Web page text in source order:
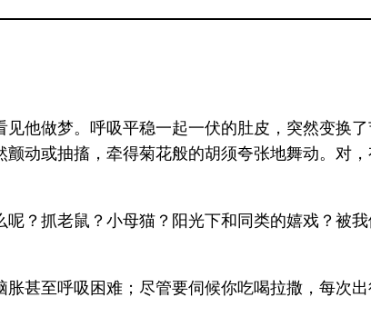
他做梦。呼吸平稳一起一伏的肚皮，突然变换
动或抽搐，牵得菊花般的胡须夸张地舞动。对
？抓老鼠？小母猫？阳光下和同类的嬉戏？被
甚至呼吸困难；尽管要伺候你吃喝拉撒，每次